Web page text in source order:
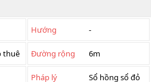
Hướng -
thuê Đường rộng 6m
Pháp lý Sổ hồng sổ đỏ